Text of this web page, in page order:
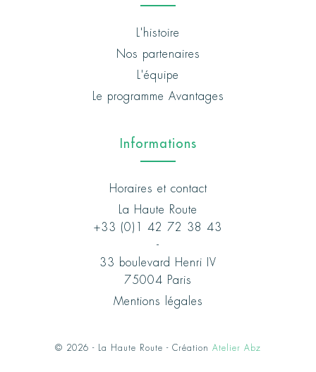
L'histoire
Nos partenaires
L'équipe
Le programme Avantages
Informations
Horaires et contact
La Haute Route
+33 (0)1 42 72 38 43
-
33 boulevard Henri IV
75004 Paris
Mentions légales
© 2026 - La Haute Route - Création Atelier Abz